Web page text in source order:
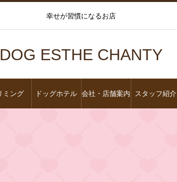
幸せが習慣になるお店
DOG ESTHE CHANTY
ミング ドッグホテル 会社・店舗案内 スタッフ紹介